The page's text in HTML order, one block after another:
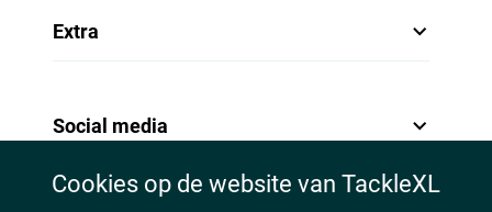
Extra
Social media
Cookies op de website van TackleXL